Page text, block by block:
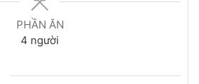
PHẦN ĂN
4 người